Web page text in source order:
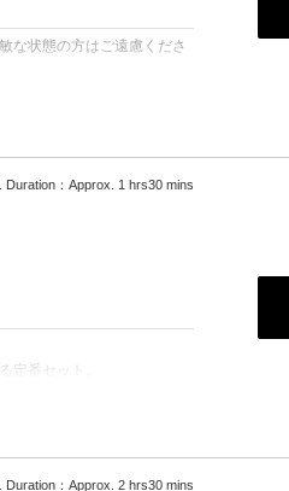
ので、技術が身につきま
を徹底サポートします。
な状態の方はご遠慮くださ
った透明感のある素肌へ導
ースです。お肌ダメージ徹
Duration：Approx. 1 hrs30 mins
定番セット。
お顔全体の清潔感が格段に
ワックスで余分な毛を脱毛
Duration：Approx. 2 hrs30 mins